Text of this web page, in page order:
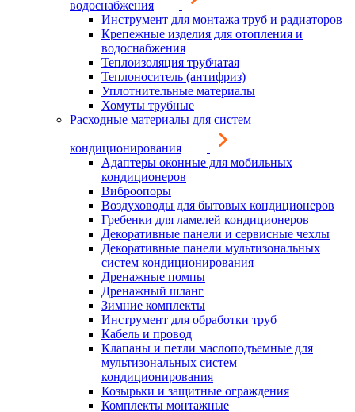
водоснабжения
Инструмент для монтажа труб и радиаторов
Крепежные изделия для отопления и
водоснабжения
Теплоизоляция трубчатая
Теплоноситель (антифриз)
Уплотнительные материалы
Хомуты трубные
Расходные материалы для систем
кондиционирования
Адаптеры оконные для мобильных
кондиционеров
Виброопоры
Воздуховоды для бытовых кондиционеров
Гребенки для ламелей кондиционеров
Декоративные панели и сервисные чехлы
Декоративные панели мультизональных
систем кондиционирования
Дренажные помпы
Дренажный шланг
Зимние комплекты
Инструмент для обработки труб
Кабель и провод
Клапаны и петли маслоподъемные для
мультизональных систем
кондиционирования
Козырьки и защитные ограждения
Комплекты монтажные